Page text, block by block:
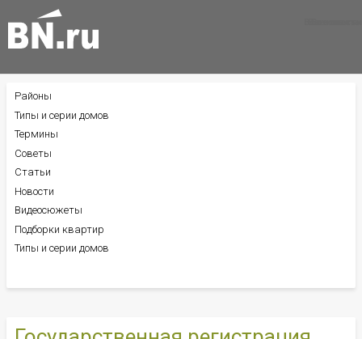
БОКОВОЕ
МЕНЮ
Районы
Типы и серии домов
Термины
Советы
Статьи
Новости
Видеосюжеты
Подборки квартир
Типы и серии домов